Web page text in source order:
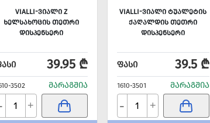
VIALLI-ᲕᲘᲐᲚᲘ Z
ᲮᲔᲚᲡᲐᲮᲝᲪᲘᲡ ᲗᲔᲗᲠᲘ
ᲓᲘᲡᲞᲔᲜᲡᲔᲠᲘ
39.95 ₾
3502 ᲛᲐᲠᲐᲒᲨᲘᲐ
+
VIALLI-ᲕᲘᲐᲚᲘ ᲢᲣᲐᲚᲔᲢᲘᲡ
ᲥᲐᲦᲐᲚᲓᲘᲡ ᲗᲔᲗᲠᲘ
ᲓᲘᲡᲞᲔᲜᲡᲔᲠᲘ
ᲤᲐᲡᲘ 39.5 ₾
1610-3501 ᲛᲐᲠᲐᲒᲨᲘᲐ
- +